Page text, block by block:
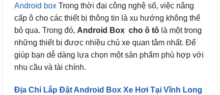
Android box Trong thời đại công nghệ số, việc nâng
cấp ô cho các thiết bị thông tin là xu hướng không thể
bỏ qua. Trong đó, Android Box cho ô tô là một trong
những thiết bị được nhiều chủ xe quan tâm nhất. Để
giúp bạn dễ dàng lựa chọn một sản phẩm phù hợp với
nhu cầu và tài chính.
Địa Chỉ Lắp Đặt Android Box Xe Hơi Tại Vĩnh Long